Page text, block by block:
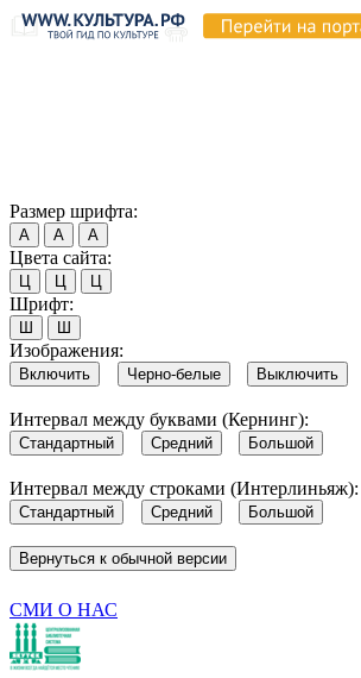
Размер шрифта:
А А А
Цвета сайта:
Ц Ц Ц
Шрифт:
Ш Ш
Изображения:
Включить Черно-белые Выключить
Интервал между буквами (Кернинг):
Стандартный Средний Большой
Интервал между строками (Интерлиньяж):
Стандартный Средний Большой
Вернуться к обычной версии
СМИ О НАС